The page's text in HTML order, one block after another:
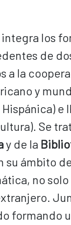
integra los
de
a la
y
e
Se
y de la
su ámbito de
no solo
formando